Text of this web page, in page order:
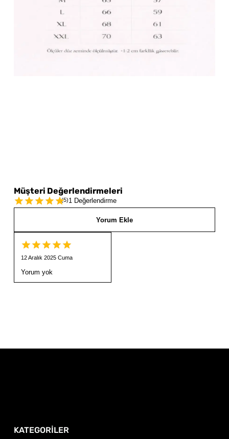
Müşteri Değerlendirmeleri
(5)1 Değerlendirme
Yorum Ekle
12 Aralık 2025 Cuma
Yorum yok
KATEGORİLER